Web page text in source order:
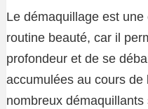
Le démaquillage est
routine beauté, car il
profondeur et de se
accumulées au cours
nombreux démaquillants